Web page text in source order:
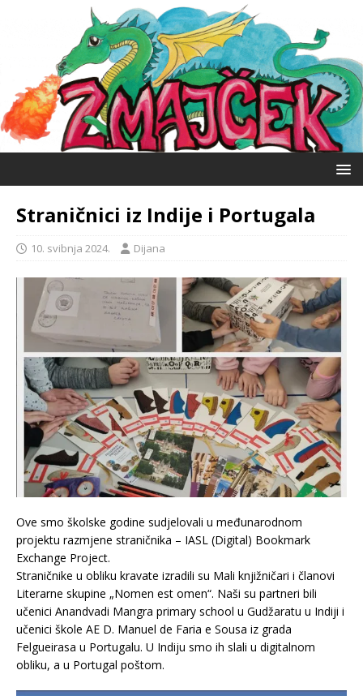
Straničnici iz Indije i Portugala
10. svibnja 2024. Dijana
Ove smo školske godine sudjelovali u međunarodnom
projektu razmjene straničnika – IASL (Digital) Bookmark
Exchange Project.
Straničnike u obliku kravate izradili su Mali knjižničari i članovi
Literarne skupine „Nomen est omen“. Naši su partneri bili
učenici Anandvadi Mangra primary school u Gudžaratu u Indiji i
učenici škole AE D. Manuel de Faria e Sousa iz grada
Felgueirasa u Portugalu. U Indiju smo ih slali u digitalnom
obliku, a u Portugal poštom.